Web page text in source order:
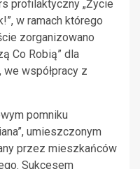
profilaktyczny „Życie
w ramach którego
zorganizowano
Co Robią” dla
we współpracy z
pomniku
umieszczonym
przez mieszkańców
Sukcesem